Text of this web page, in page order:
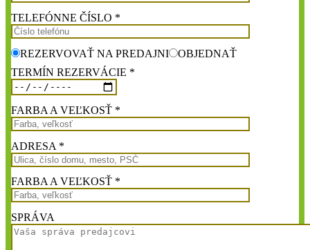
TELEFÓNNE ČÍSLO *
REZERVOVAŤ NA PREDAJNI
OBJEDNAŤ
TERMÍN REZERVÁCIE *
FARBA A VEĽKOSŤ *
ADRESA *
FARBA A VEĽKOSŤ *
SPRÁVA